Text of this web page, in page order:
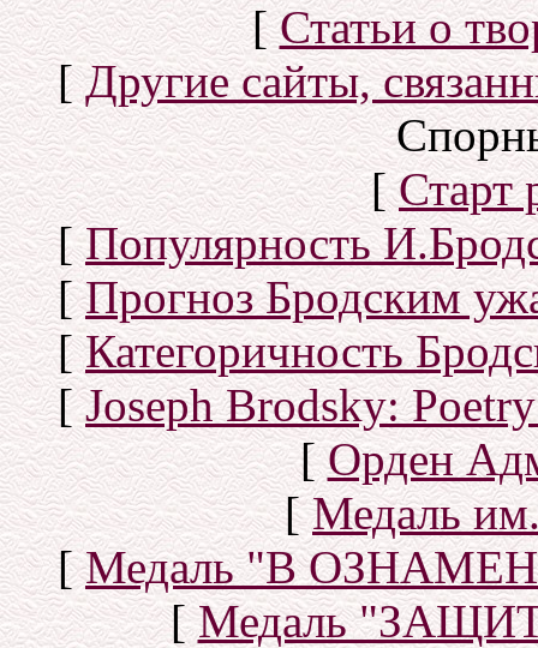
[Статьи о
[Другие сайты,
[Старт
[Популярность
[Прогноз Бродским
[Категоричность
[Joseph Brodsky:
[Орден
[Медаль
[Медаль "В
[Медаль